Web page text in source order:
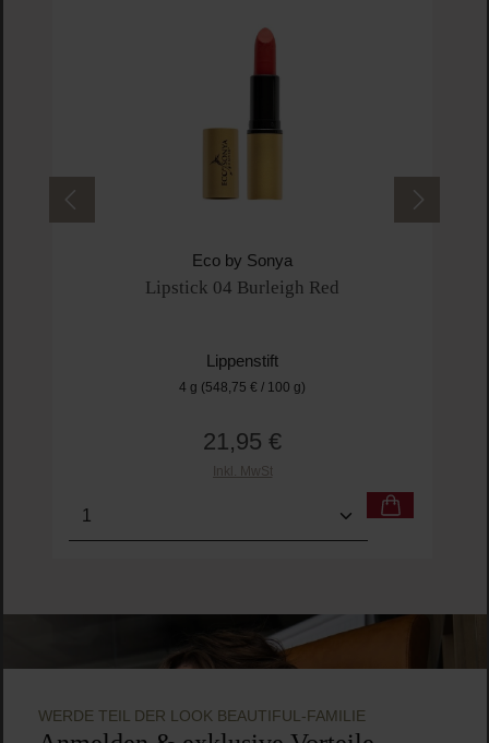
Eco by Sonya
Lipstick 04 Burleigh Red
Lippenstift
4 g (548,75 € / 100 g)
Regulärer Preis:
21,95 €
Inkl. MwSt
Produkt Anzahl: Gib den gewünschten Wert
WERDE TEIL DER LOOK BEAUTIFUL-FAMILIE